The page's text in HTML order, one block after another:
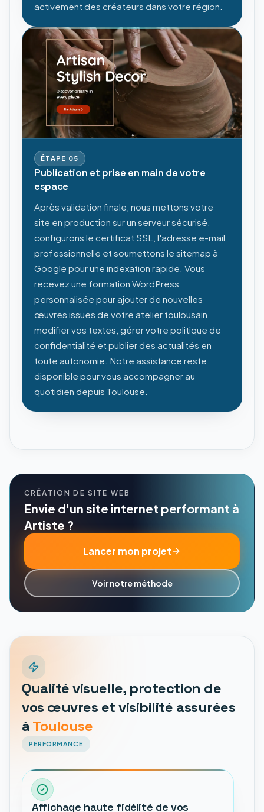
activement des créateurs dans votre région.
ÉTAPE 05
Publication et prise en main de votre
espace
Après validation finale, nous mettons votre
site en production sur un serveur sécurisé,
configurons le certificat SSL, l'adresse e-mail
professionnelle et soumettons le sitemap à
Google pour une indexation rapide. Vous
recevez une formation WordPress
personnalisée pour ajouter de nouvelles
œuvres issues de votre atelier toulousain,
modifier vos textes, gérer votre politique de
confidentialité et publier des actualités en
toute autonomie. Notre assistance reste
disponible pour vous accompagner au
quotidien depuis Toulouse.
CRÉATION DE SITE WEB
Envie d'un site internet performant à
Artiste ?
Lancer mon projet
Voir notre méthode
Qualité visuelle, protection de
vos œuvres et visibilité assurées
àToulouse
PERFORMANCE
Affichage haute fidélité de vos